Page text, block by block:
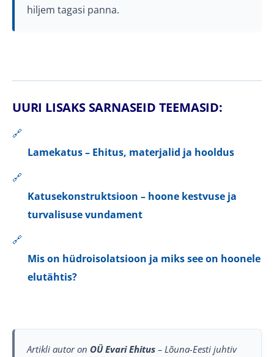
hiljem tagasi panna.
UURI LISAKS SARNASEID TEEMASID:
🔗
Lamekatus – Ehitus, materjalid ja hooldus
🔗
Katusekonstruktsioon – hoone kestvuse ja
turvalisuse vundament
🔗
Mis on hüdroisolatsioon ja miks see on hoonele
elutähtis?
Artikli autor on OÜ Evari Ehitus – Lõuna-Eesti juhtiv